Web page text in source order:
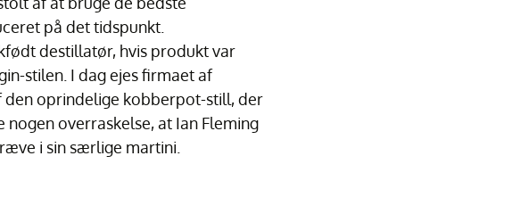
på det tidspunkt.
destillatør, hvis produkt var
stilen. I dag ejes firmaet af
den oprindelige kobberpot-still, der
overraskelse, at Ian Fleming
i sin særlige martini.